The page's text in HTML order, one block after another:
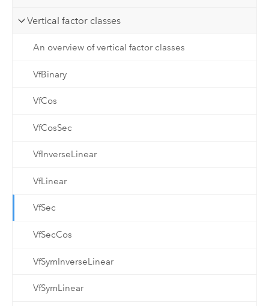
Vertical factor classes
An overview of vertical factor classes
VfBinary
VfCos
VfCosSec
VfInverseLinear
VfLinear
VfSec
VfSecCos
VfSymInverseLinear
VfSymLinear